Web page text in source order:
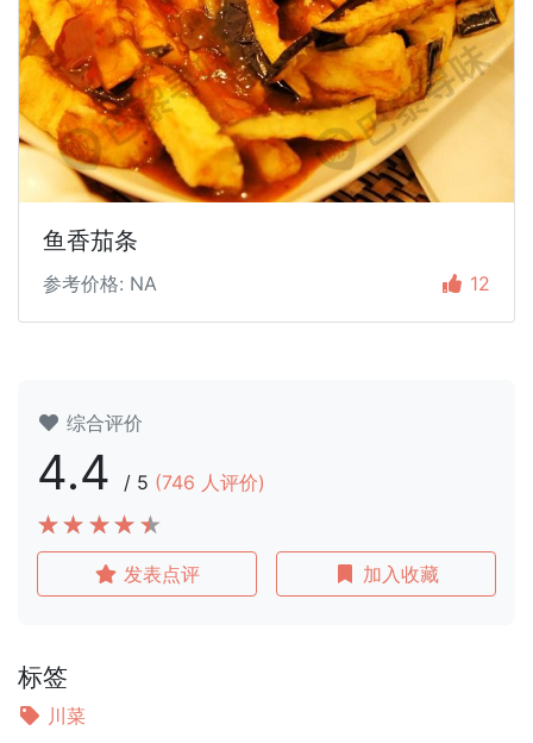
鱼香茄条
参考价格: NA 12
综合评价
4.4 / 5 (746 人评价)
发表点评 加入收藏
标签
川菜